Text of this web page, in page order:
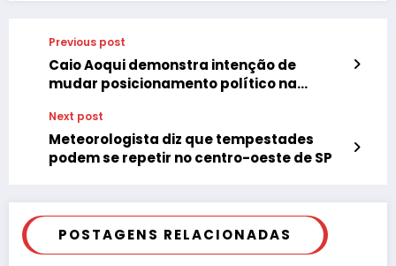
Previous post
Caio Aoqui demonstra intenção de
mudar posicionamento político na
Next post
Meteorologista diz que tempestades
podem se repetir no centro-oeste de SP
POSTAGENS RELACIONADAS